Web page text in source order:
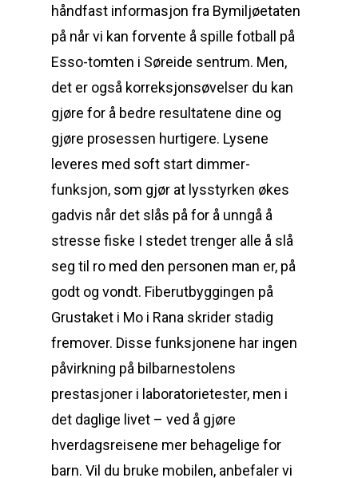
håndfast informasjon fra Bymiljøetaten
på når vi kan forvente å spille fotball på
Esso-tomten i Søreide sentrum. Men,
det er også korreksjonsøvelser du kan
gjøre for å bedre resultatene dine og
gjøre prosessen hurtigere. Lysene
leveres med soft start dimmer-
funksjon, som gjør at lysstyrken økes
gadvis når det slås på for å unngå å
stresse fiske I stedet trenger alle å slå
seg til ro med den personen man er, på
godt og vondt. Fiberutbyggingen på
Grustaket i Mo i Rana skrider stadig
fremover. Disse funksjonene har ingen
påvirkning på bilbarnestolens
prestasjoner i laboratorietester, men i
det daglige livet – ved å gjøre
hverdagsreisene mer behagelige for
barn. Vil du bruke mobilen, anbefaler vi